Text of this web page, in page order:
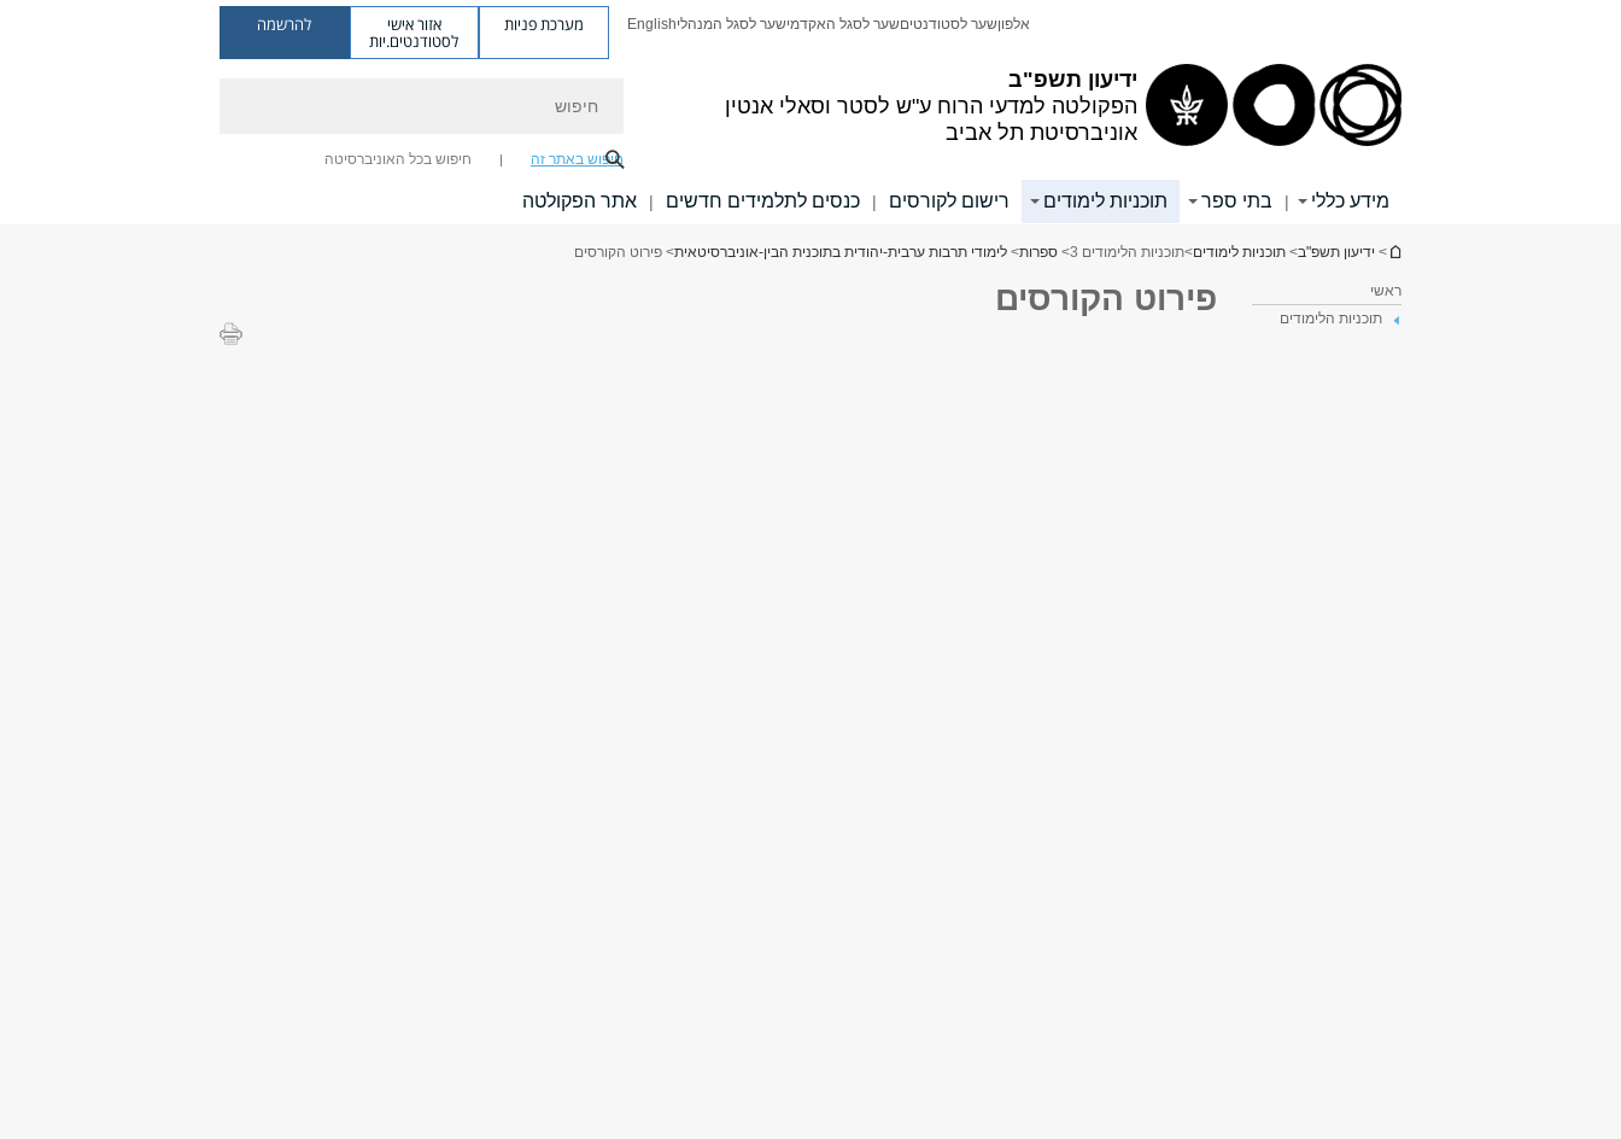
ידיעון תשפ"ב
הפקולטה למדעי הרוח ע"ש לסטר וסאלי אנטין
אוניברסיטת תל אביב
אלפוןשער לסטודנטיםשער לסגל האקדמישער לסגל המנהליEnglish מערכת פניות אזור אישי
לסטודנטים.יות
להרשמה
חיפוש באתר זה חיפוש בכל האוניברסיטה
מידע כללי | בתי ספר תוכניות לימודים רישום לקורסים | כנסים לתלמידים חדשים | אתר הפקולטה
הינך נמצא כאן
> ידיעון תשפ"ב> תוכניות לימודים>תוכניות הלימודים 3 > ספרות> לימודי תרבות ערבית-יהודית בתוכנית הבין-אוניברסיטאית> פירוט הקורסים
ראשי
תוכניות הלימודים
פירוט הקורסים